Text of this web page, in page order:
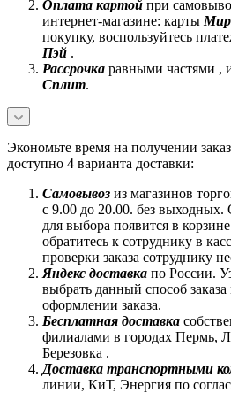
Оплата картой при
интернет-магазине: карты
покупку, воспользуйтесь
Пэй .
Рассрочка равными частями ,
Сплит.
Экономьте время на получении
доступно 4 варианта доставки:
Самовывоз из магазинов
с 9.00 до 20.00. без выходных.
для выбора появится в
обратитесь к сотруднику в
проверки заказа сотруднику
Яндекс доставка по России.
выбрать данный способ
оформлении заказа.
Бесплатная доставка
филиалами в городах Пермь,
Березовка .
Доставка транспортными
линии, КиТ, Энергия по